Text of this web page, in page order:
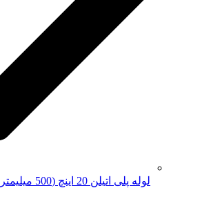
لوله پلی اتیلن 20 اینچ (500 میلیمتر)